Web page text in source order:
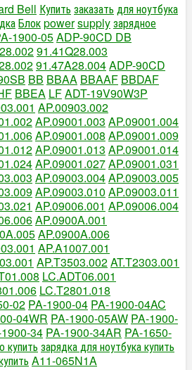
Bell Купить заказать для ноутбука
Блокpowersupplyзарядное
1900-05ADP-90CD DB
91.41Q28.003
91.47A28.004ADP-90CD
BB BBAA BBAAF BBDAF
BBEA LFADT-19V90W3P
AP.00903.002
AP.09001.003 AP.09001.004
AP.09001.008 AP.09001.009
AP.09001.013 AP.09001.014
AP.09001.027AP.09001.031
AP.09003.004AP.09003.005
AP.09003.010 AP.09003.011
AP.09006.001 AP.09006.004
AP.0900A.001
AP.0900A.006
AP.A1007.001
AP.T3503.002AT.T2303.001
LC.ADT06.001
LC.T2801.018
02 PA-1900-04 PA-1900-04AC
04WR PA-1900-05AW PA-1900-
34 PA-1900-34AR PA-1650-
купить зарядка для ноутбука купить
A11-065N1A